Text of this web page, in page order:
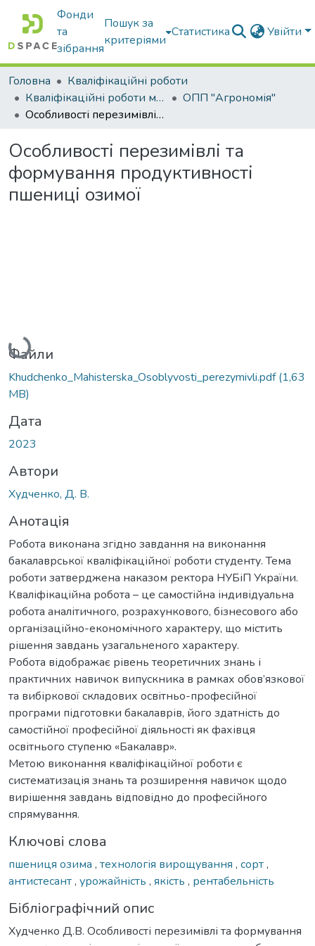
Фонди
та
зібрання
Пошук за
критеріями
Статистика Увійти
Головна
Кваліфікаційні роботи
Кваліфікаційні роботи магістрів
ОПП "Агрономія"
Особливості перезимівлі та формування продуктивності пшениці озимої
Особливості перезимівлі та
формування продуктивності
пшениці озимої
Вантажиться...
Файли
Khudchenko_Mahisterska_Osoblyvosti_perezymivli.pdf(1,63
MB)
Дата
2023
Автори
Худченко, Д. В.
Анотація
Робота виконана згідно завдання на виконання
бакалаврської кваліфікаційної роботи студенту. Тема
роботи затверджена наказом ректора НУБіП України.
Кваліфікаційна робота – це самостійна індивідуальна
робота аналітичного, розрахункового, бізнесового або
організаційно-економічного характеру, що містить
рішення завдань узагальненого характеру.
Робота відображає рівень теоретичних знань і
практичних навичок випускника в рамках обов’язкової
та вибіркової складових освітньо-професійної
програми підготовки бакалаврів, його здатність до
самостійної професійної діяльності як фахівця
освітнього ступеню «Бакалавр».
Метою виконання кваліфікаційної роботи є
систематизація знань та розширення навичок щодо
вирішення завдань відповідно до професійного
спрямування.
Ключові слова
пшениця озима , технологія вирощування , сорт,
антистесант, урожайність , якість , рентабельність
Бібліографічний опис
Худченко Д.В. Особливості перезимівлі та формування